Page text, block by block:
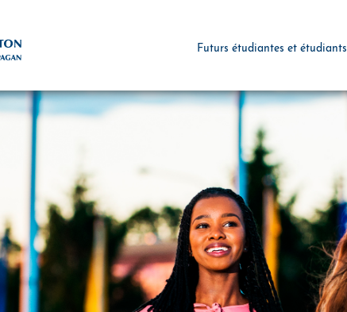
Futurs étudiantes et étudiants